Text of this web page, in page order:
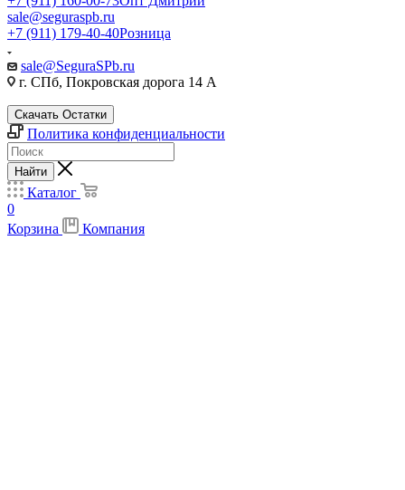
sale@seguraspb.ru
+7 (911) 179-40-40Розница
sale@SeguraSPb.ru
г. СПб, Покровская дорога 14 А
Скачать Остатки
Политика конфиденциальности
Найти
Каталог
0
Корзина
Компания